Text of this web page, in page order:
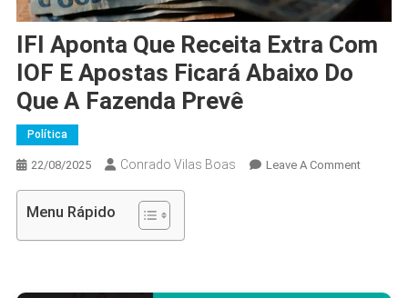
IFI Aponta Que Receita Extra Com
IOF E Apostas Ficará Abaixo Do
Que A Fazenda Prevê
Política
22/08/2025 Conrado Vilas Boas Leave A CommentOn
Com
Menu Rápido